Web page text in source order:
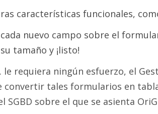
características funcionales,
nuevo campo sobre el
tamaño y ¡listo!
le requiera ningún esfuerzo, el
convertir tales formularios en
SGBD sobre el que se asienta